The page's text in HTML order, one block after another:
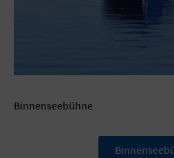
Binnenseebühne